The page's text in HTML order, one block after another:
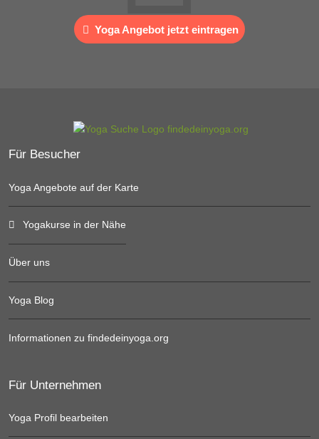
Yoga Angebot jetzt eintragen
Für Besucher
Yoga Angebote auf der Karte
Yogakurse in der Nähe
Über uns
Yoga Blog
Informationen zu findedeinyoga.org
Für Unternehmen
Yoga Profil bearbeiten